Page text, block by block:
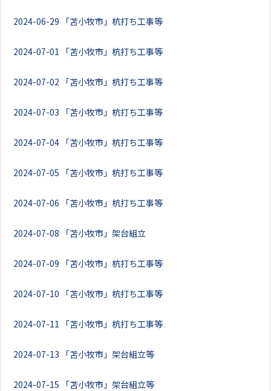
2024-06-29 「苫小牧市」杭打ち工事等
2024-07-01 「苫小牧市」杭打ち工事等
2024-07-02 「苫小牧市」杭打ち工事等
2024-07-03 「苫小牧市」杭打ち工事等
2024-07-04 「苫小牧市」杭打ち工事等
2024-07-05 「苫小牧市」杭打ち工事等
2024-07-06 「苫小牧市」杭打ち工事等
2024-07-08 「苫小牧市」架台組立
2024-07-09 「苫小牧市」杭打ち工事等
2024-07-10 「苫小牧市」杭打ち工事等
2024-07-11 「苫小牧市」杭打ち工事等
2024-07-13 「苫小牧市」架台組立等
2024-07-15 「苫小牧市」架台組立等